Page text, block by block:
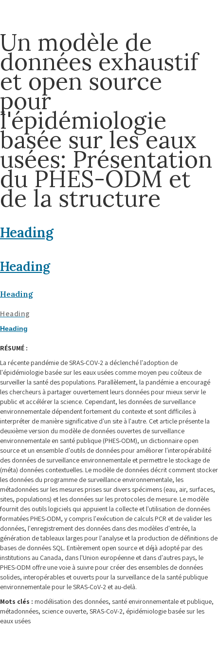
Un modèle de
données exhaustif
et open source
pour
l'épidémiologie
basée sur les eaux
usées: Présentation
du PHES-ODM et
de la structure
Heading
Heading
Heading
Heading
Heading
RÉSUMÉ :
La récente pandémie de SRAS-COV-2 a déclenché l'adoption de
l'épidémiologie basée sur les eaux usées comme moyen peu coûteux de
surveiller la santé des populations. Parallèlement, la pandémie a encouragé
les chercheurs à partager ouvertement leurs données pour mieux servir le
public et accélérer la science. Cependant, les données de surveillance
environnementale dépendent fortement du contexte et sont difficiles à
interpréter de manière significative d'un site à l'autre. Cet article présente la
deuxième version du modèle de données ouvertes de surveillance
environnementale en santé publique (PHES-ODM), un dictionnaire open
source et un ensemble d'outils de données pour améliorer l'interopérabilité
des données de surveillance environnementale et permettre le stockage de
(méta) données contextuelles. Le modèle de données décrit comment stocker
les données du programme de surveillance environnementale, les
métadonnées sur les mesures prises sur divers spécimens (eau, air, surfaces,
sites, populations) et les données sur les protocoles de mesure. Le modèle
fournit des outils logiciels qui appuient la collecte et l'utilisation de données
formatées PHES-ODM, y compris l'exécution de calculs PCR et de valider les
données, l'enregistrement des données dans des modèles d'entrée, la
génération de tableaux larges pour l'analyse et la production de définitions de
bases de données SQL. Entièrement open source et déjà adopté par des
institutions au Canada, dans l'Union européenne et dans d'autres pays, le
PHES-ODM offre une voie à suivre pour créer des ensembles de données
solides, interopérables et ouverts pour la surveillance de la santé publique
environnementale pour le SRAS-CoV-2 et au-delà.
Mots clés : modélisation des données, santé environnementale et publique,
métadonnées, science ouverte, SRAS-CoV-2, épidémiologie basée sur les
eaux usées